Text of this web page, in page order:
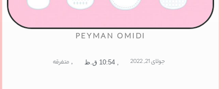
PEYMAN OMIDI
جولای 21, 2022 10:54 ق.ظ , متفرقه